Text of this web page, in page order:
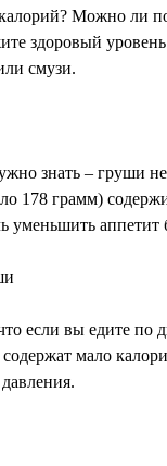
Можно ли
здоровый
смузи.
знать – груши
178 грамм)
уменьшить
если вы едите по
мало